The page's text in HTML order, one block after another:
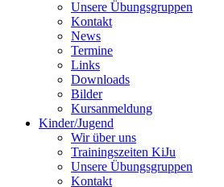
Unsere Übungsgruppen
Kontakt
News
Termine
Links
Downloads
Bilder
Kursanmeldung
Kinder/Jugend
Wir über uns
Trainingszeiten KiJu
Unsere Übungsgruppen
Kontakt